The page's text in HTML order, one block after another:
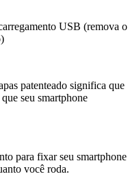
USB (remova o
patenteado significa que
seu smartphone
para fixar seu smartphone
você roda.